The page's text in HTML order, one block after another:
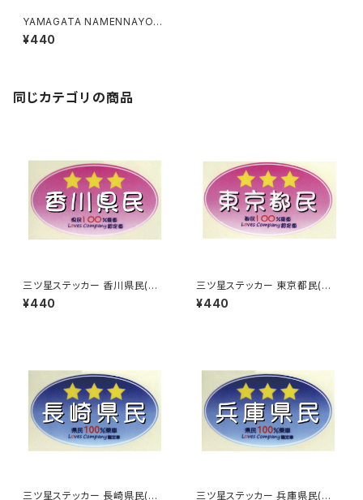
YAMAGATA NAMENNAYO
（なめねこ）ご当地ステッカー B-
5
¥440
同じカテゴリの商品
三ツ星ステッカー 香川県民(ピ
ンク)
¥440
三ツ星ステッカー 東京都民(ピ
ンク)
¥440
三ツ星ステッカー 長崎県民(ブ 三ツ星ステッカー 兵庫県民(ブ